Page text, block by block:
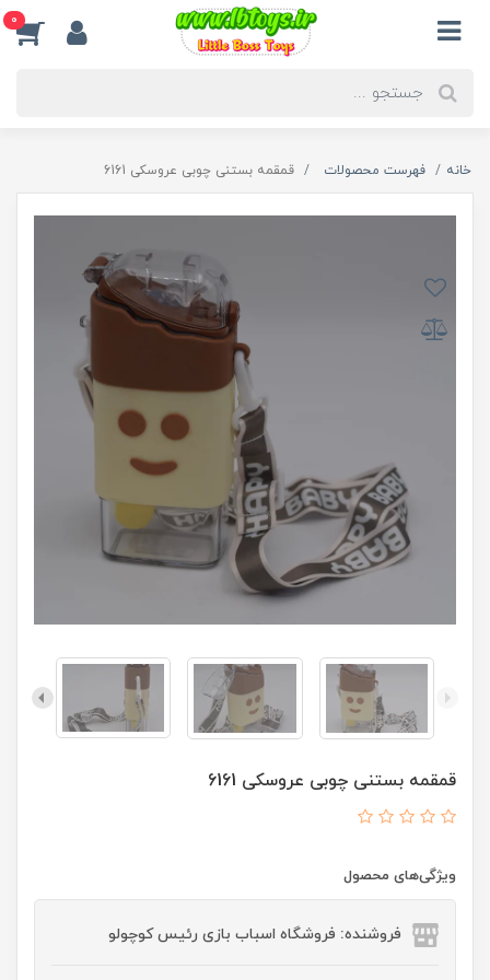
0
خانه فهرست محصولات قمقمه بستنی چوبی عروسکی 6161
قمقمه بستنی چوبی عروسکی 6161
ویژگی‌های محصول
فروشنده: فروشگاه اسباب بازی رئیس کوچولو